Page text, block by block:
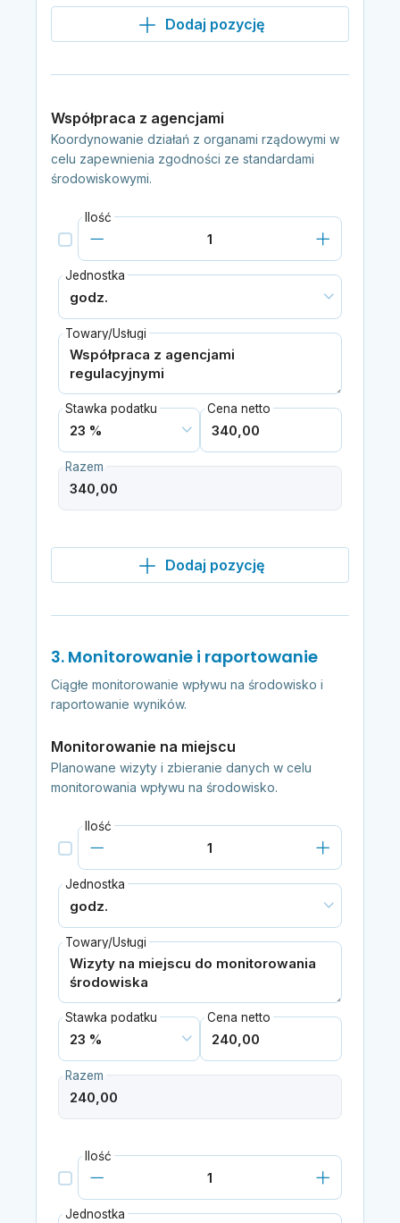
Dodaj pozycję
Współpraca z agencjami
Koordynowanie działań z organami rządowymi w
celu zapewnienia zgodności ze standardami
środowiskowymi.
Ilość
Jednostka
Towary/Usługi
Stawka podatku Cena netto
Razem
Dodaj pozycję
3. Monitorowanie i raportowanie
Ciągłe monitorowanie wpływu na środowisko i
raportowanie wyników.
Monitorowanie na miejscu
Planowane wizyty i zbieranie danych w celu
monitorowania wpływu na środowisko.
Ilość
Jednostka
Towary/Usługi
Stawka podatku Cena netto
Razem
Ilość
Jednostka